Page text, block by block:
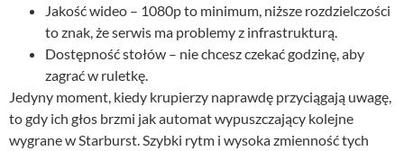
Jakość wideo – 1080p to minimum, niższe rozdzielczości
to znak, że serwis ma problemy z infrastrukturą.
Dostępność stołów – nie chcesz czekać godzinę, aby
zagrać w ruletkę.
Jedyny moment, kiedy krupierzy naprawdę przyciągają uwagę,
to gdy ich głos brzmi jak automat wypuszczający kolejne
wygrane w Starburst. Szybki rytm i wysoka zmienność tych